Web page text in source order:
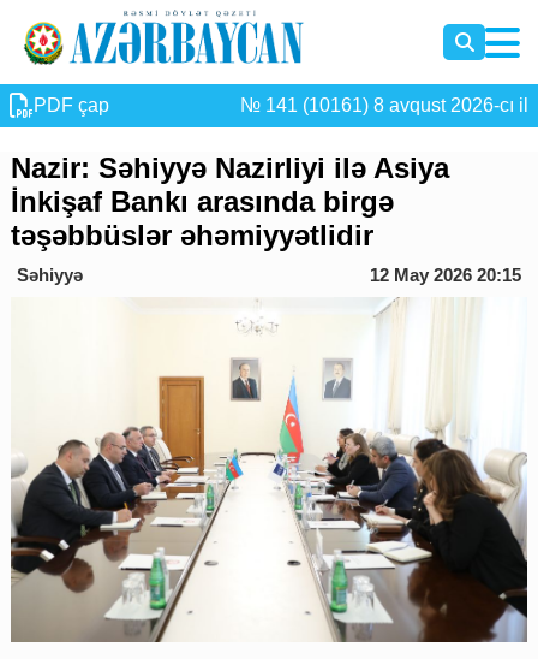
PDF çap № 141 (10161) 8 avqust 2026-cı il
Nazir: Səhiyyə Nazirliyi ilə Asiya
İnkişaf Bankı arasında birgə
təşəbbüslər əhəmiyyətlidir
Səhiyyə 12 May 2026 20:15